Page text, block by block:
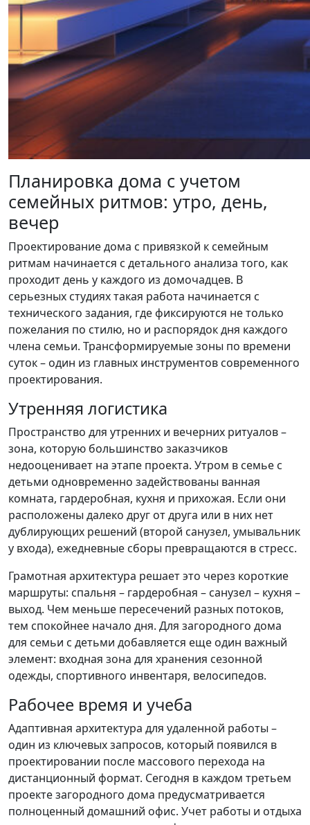
Планировка дома с учетом
семейных ритмов: утро, день,
вечер
Проектирование дома с привязкой к семейным
ритмам начинается с детального анализа того, как
проходит день у каждого из домочадцев. В
серьезных студиях такая работа начинается с
технического задания, где фиксируются не только
пожелания по стилю, но и распорядок дня каждого
члена семьи. Трансформируемые зоны по времени
суток – один из главных инструментов современного
проектирования.
Утренняя логистика
Пространство для утренних и вечерних ритуалов –
зона, которую большинство заказчиков
недооценивает на этапе проекта. Утром в семье с
детьми одновременно задействованы ванная
комната, гардеробная, кухня и прихожая. Если они
расположены далеко друг от друга или в них нет
дублирующих решений (второй санузел, умывальник
у входа), ежедневные сборы превращаются в стресс.
Грамотная архитектура решает это через короткие
маршруты: спальня – гардеробная – санузел – кухня –
выход. Чем меньше пересечений разных потоков,
тем спокойнее начало дня. Для загородного дома
для семьи с детьми добавляется еще один важный
элемент: входная зона для хранения сезонной
одежды, спортивного инвентаря, велосипедов.
Рабочее время и учеба
Адаптивная архитектура для удаленной работы –
один из ключевых запросов, который появился в
проектировании после массового перехода на
дистанционный формат. Сегодня в каждом третьем
проекте загородного дома предусматривается
полноценный домашний офис. Учет работы и отдыха